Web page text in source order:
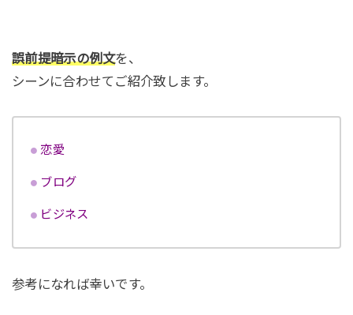
誤前提暗示の例文を、
シーンに合わせてご紹介致します。
恋愛
ブログ
ビジネス
参考になれば幸いです。